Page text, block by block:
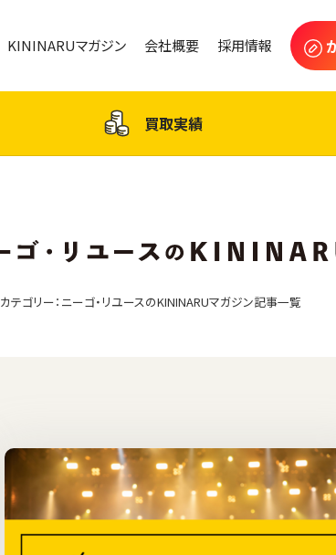
KININARUマガジン 会社概要 採用情報
買取実績
カテゴリー：ニーゴ・リユースのKININARUマガジン記事一覧